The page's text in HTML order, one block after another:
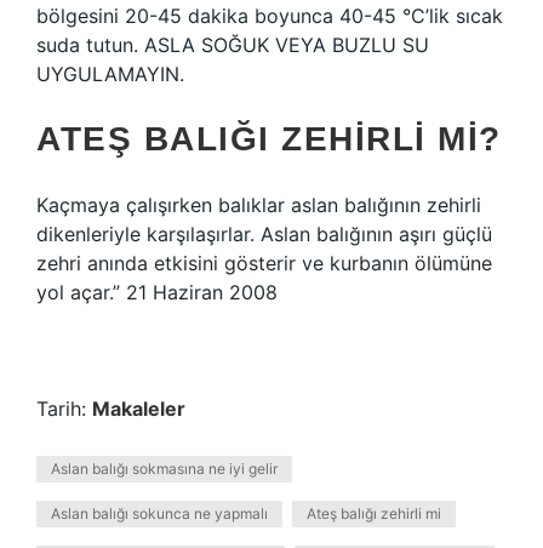
bölgesini 20-45 dakika boyunca 40-45 °C’lik sıcak
suda tutun. ASLA SOĞUK VEYA BUZLU SU
UYGULAMAYIN.
ATEŞ BALIĞI ZEHIRLI MI?
Kaçmaya çalışırken balıklar aslan balığının zehirli
dikenleriyle karşılaşırlar. Aslan balığının aşırı güçlü
zehri anında etkisini gösterir ve kurbanın ölümüne
yol açar.” 21 Haziran 2008
Tarih: Makaleler
Aslan balığı sokmasına ne iyi gelir
Aslan balığı sokunca ne yapmalı Ateş balığı zehirli mi